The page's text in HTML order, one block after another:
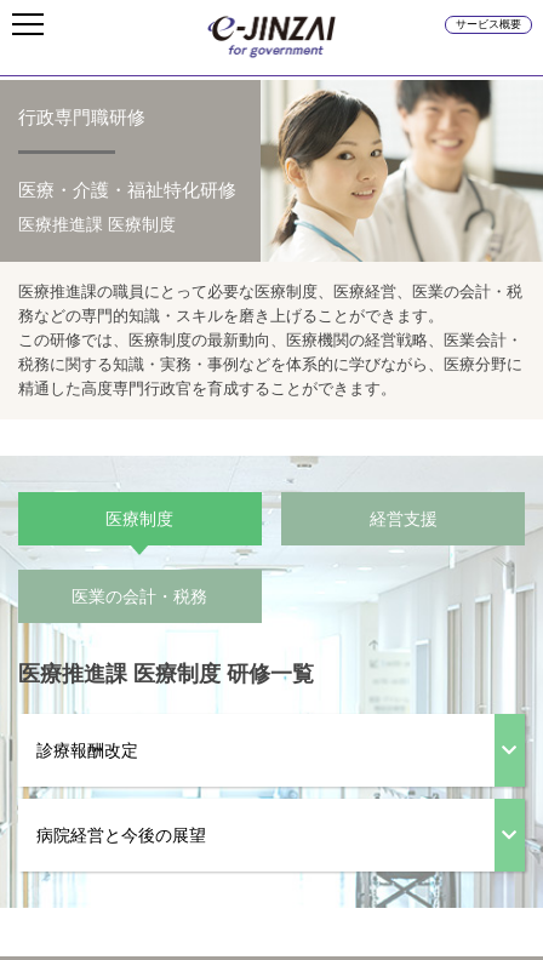
サービス概要
行政専門職研修
医療・介護・福祉特化研修
医療推進課 医療制度
医療推進課の職員にとって必要な医療制度、医療経営、医業の会計・税
務などの専門的知識・スキルを磨き上げることができます。
この研修では、医療制度の最新動向、医療機関の経営戦略、医業会計・
税務に関する知識・実務・事例などを体系的に学びながら、医療分野に
精通した高度専門行政官を育成することができます。
医療制度 経営支援
医業の会計・税務
医療推進課 医療制度 研修一覧
診療報酬改定
病院経営と今後の展望